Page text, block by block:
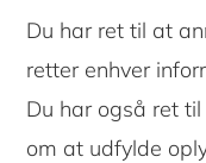
Du har ret til at
retter enhver
Du har også ret
om at udfylde